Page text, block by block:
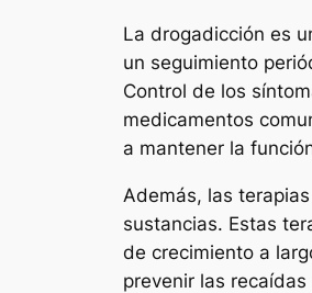
La drogadicción es
un seguimiento
Control de los
medicamentos
a mantener la
Además, las
sustancias. Estas
de crecimiento a
prevenir las